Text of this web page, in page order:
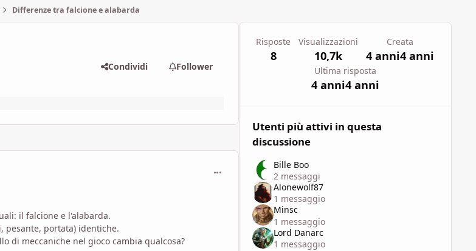
Differenze tra falcione e alabarda
Condividi Follower
comment_1786943
il falcione e l'alabarda.
pesante, portata) identiche.
di meccaniche nel gioco cambia qualcosa?
Risposte
8
Visualizzazioni
10,7k
Creata
4 anni4 anni
Ultima risposta
4 anni4 anni
Utenti più attivi in questa
discussione
Bille Boo
2 messaggi
Alonewolf87
1 messaggio
Minsc
1 messaggio
Lord Danarc
1 messaggio